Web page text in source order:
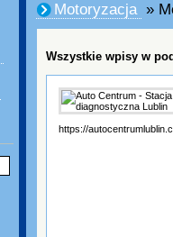
Motoryzacja »
Wszystkie wpisy w
https://